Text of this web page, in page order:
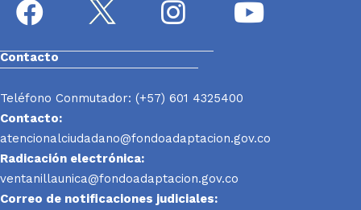
Contacto
Teléfono Conmutador: (+57) 601 4325400
Contacto:
atencionalciudadano@fondoadaptacion.gov.co
Radicación electrónica:
ventanillaunica@fondoadaptacion.gov.co
Correo de notificaciones judiciales: